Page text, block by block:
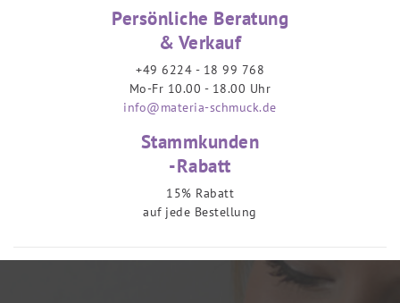
Persönliche Beratung
& Verkauf
+49 6224 - 18 99 768
Mo-Fr 10.00 - 18.00 Uhr
info@materia-schmuck.de
Stammkunden
-Rabatt
15% Rabatt
auf jede Bestellung